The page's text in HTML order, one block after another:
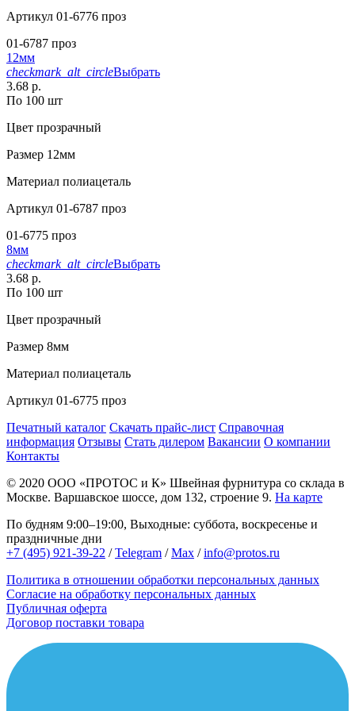
Артикул 01-6776 проз
01-6787 проз
12мм
checkmark_alt_circleВыбрать
3.68 р.
По 100 шт
Цвет прозрачный
Размер 12мм
Материал полиацеталь
Артикул 01-6787 проз
01-6775 проз
8мм
checkmark_alt_circleВыбрать
3.68 р.
По 100 шт
Цвет прозрачный
Размер 8мм
Материал полиацеталь
Артикул 01-6775 проз
Печатный каталог Скачать прайс-лист Справочная
информация Отзывы Стать дилером Вакансии О компании
Контакты
© 2020 ООО «ПРОТОС и К» Швейная фурнитура со склада в
Москве. Варшавское шоссе, дом 132, строение 9. На карте
По будням 9:00–19:00, Выходные: суббота, воскресенье и
праздничные дни
+7 (495) 921-39-22 /Telegram /Max /info@protos.ru
Политика в отношении обработки персональных данных
Согласие на обработку персональных данных
Публичная оферта
Договор поставки товара